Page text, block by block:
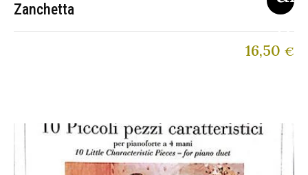
Zanchetta
16,50 €